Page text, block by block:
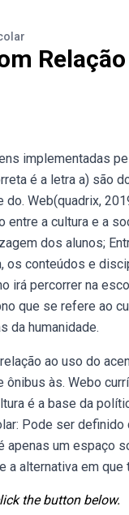
implementadas
é a letra a) são
Web(quadrix,
entre a cultura e a
dos alunos;
os conteúdos e
irá percorrer na
que se refere ao
da humanidade.
ao uso do
às. Webo
é a base da
Pode ser
um espaço
a alternativa em
the button below.